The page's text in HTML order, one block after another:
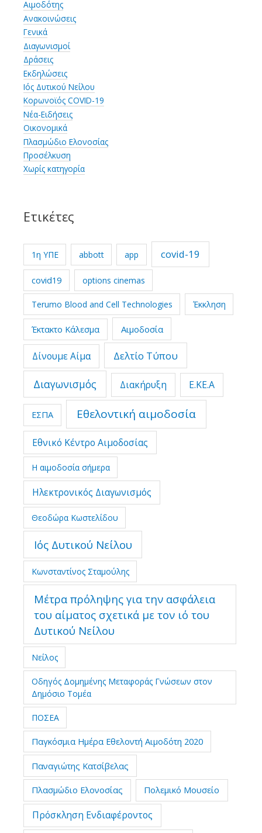
Αιμοδότης
Ανακοινώσεις
Γενικά
Διαγωνισμοί
Δράσεις
Εκδηλώσεις
Ιός Δυτικού Νείλου
Κορωνοϊός COVID-19
Νέα-Ειδήσεις
Οικονομικά
Πλασμώδιο Ελονοσίας
Προσέλκυση
Χωρίς κατηγορία
Ετικέτες
1η ΥΠΕ abbott app covid-19
covid19 options cinemas
Terumo Blood and Cell Technologies Έκκληση
Έκτακτο Κάλεσμα Αιμοδοσία
Δίνουμε Αίμα Δελτίο Τύπου
Διαγωνισμός Διακήρυξη Ε.ΚΕ.Α
ΕΣΠΑ Εθελοντική αιμοδοσία
Εθνικό Κέντρο Αιμοδοσίας
Η αιμοδοσία σήμερα
Ηλεκτρονικός Διαγωνισμός
Θεοδώρα Κωστελίδου
Ιός Δυτικού Νείλου
Κωνσταντίνος Σταμούλης
Μέτρα πρόληψης για την ασφάλεια
του αίματος σχετικά με τον ιό του
Δυτικού Νείλου
Νείλος
Οδηγός Δομημένης Μεταφοράς Γνώσεων στον
Δημόσιο Τομέα
ΠΟΣΕΑ
Παγκόσμια Ημέρα Εθελοντή Αιμοδότη 2020
Παναγιώτης Κατσίβελας
Πλασμώδιο Ελονοσίας Πολεμικό Μουσείο
Πρόσκληση Ενδιαφέροντος